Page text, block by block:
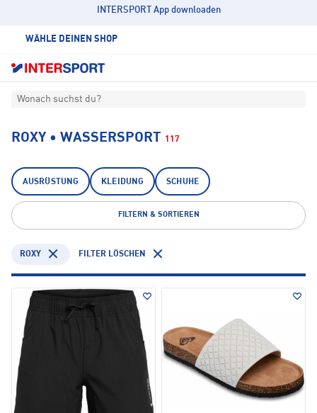
INTERSPORT App downloaden
WÄHLE DEINEN SHOP
Wonach suchst du?
ROXY • WASSERSPORT 117
AUSRÜSTUNG KLEIDUNG SCHUHE
FILTERN & SORTIEREN
ROXY FILTER LÖSCHEN